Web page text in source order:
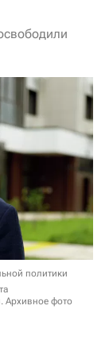
политики
Архивное фото